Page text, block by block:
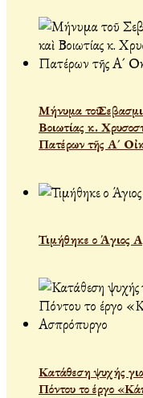
Μήνυμα τοῦ
Βοιωτίας κ.
Πατέρων τῆς Α´
Τιμήθηκε ο Άγιος
Κατάθεση ψυχής
Πόντου το έργο